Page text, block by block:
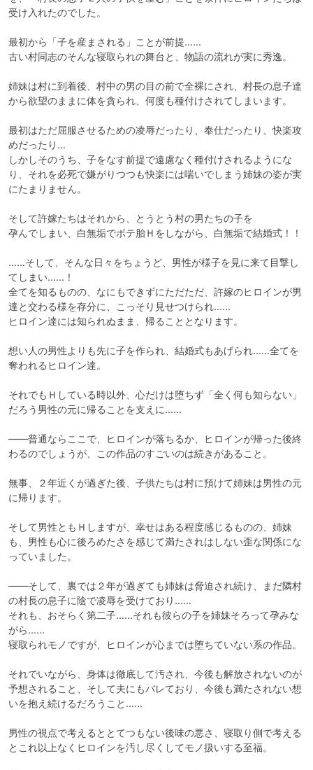
受け入れたのでした。
最初から「子を産まされる」ことが前提……
古い村同志のそんな寝取られの舞台と、物語の流れが実に秀逸。
姉妹は村に到着後、村中の男の目の前で全裸にされ、村長の息子達
から欲望のままに体を貪られ、何度も種付けされてしまいます。
最初はただ屈服させるための凌辱だったり、奉仕だったり、快楽攻
めだったり…
しかしそのうち、子をなす前提で遠慮なく種付けされるようにな
り、それを必死で嫌がりつつも快楽には喘いでしまう姉妹の姿が実
にたまりません。
そして許嫁たちはそれから、とうとう村の男たちの子を
孕んでしまい、白無垢でボテ胎Ｈをしながら、白無垢で結婚式！！
……そして、そんな日々をちょうど、男性が様子を見に来て目撃し
てしまい……！
全てを知るものの、なにもできずにただただ、許嫁のヒロインが男
達と交わる様を存分に、こっそり見せつけられ……
ヒロイン達には知られぬまま、帰ることとなります。
想い人の男性よりも先に子を作られ、結婚式もあげられ……全てを
奪われるヒロイン達。
それでもＨしている時以外、心だけは堕ちず「全く何も知らない」
だろう男性の元に帰ることを支えに……
――普通ならここで、ヒロインが落ちるか、ヒロインが帰った後終
わるのでしょうが、この作品のすごいのは続きがあること。
無事、２年近くが過ぎた後、子供たちは村に預けて姉妹は男性の元
に帰ります。
そして男性ともＨしますが、幸せはある程度感じるものの、姉妹
も、男性も心に後ろめたさを感じて満たされはしない歪な関係にな
っていました。
――そして、裏では２年が過ぎても姉妹は脅迫され続け、まだ隣村
の村長の息子に陰で凌辱を受けており……
それも、おそらく第二子……それも彼らの子を姉妹そろって孕みな
がら……
寝取られモノですが、ヒロインが心までは堕ちていない系の作品。
それでいながら、身体は徹底して汚され、今後も解放されないのが
予想されること、そして夫にもバレており、今後も満たされない想
いを抱え続けるだろうこと……
男性の視点で考えるととてつもない後味の悪さ、寝取り側で考える
とこれ以上なくヒロインを汚し尽くしてモノ扱いする至福。